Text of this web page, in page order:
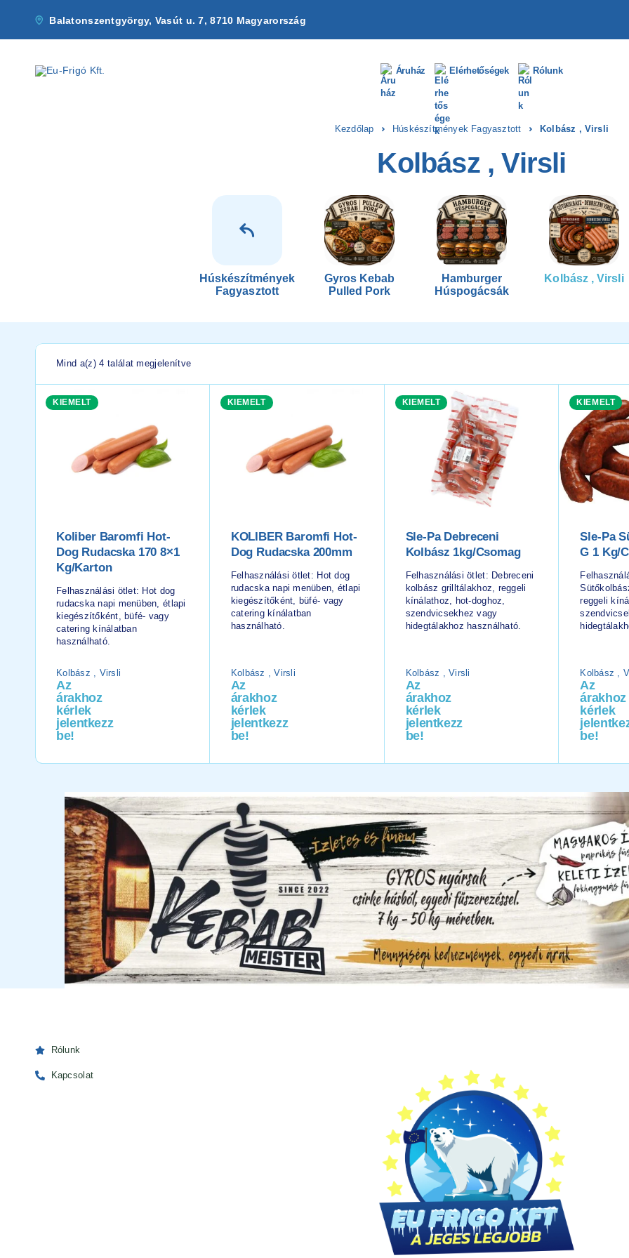
Balatonszentgyörgy, Vasút u. 7, 8710 Magyarország
Áruház Elérhetőségek Rólunk
Kezdőlap Húskészítmények Fagyasztott Kolbász , Virsli
Kolbász , Virsli
Húskészítmények
Fagyasztott
Gyros Kebab
Pulled Pork
Hamburger
Húspogácsák
Kolbász , Virsli
Mind a(z) 4 találat megjelenítve
KIEMELT
Koliber Baromfi Hot-
Dog Rudacska 170 8×1
Kg/karton
Felhasználási ötlet: Hot dog
rudacska napi menüben, étlapi
kiegészítőként, büfé- vagy
catering kínálatban
használható.
Kolbász , Virsli
Az
árakhoz
kérlek
jelentkezz
be!
KIEMELT
KOLIBER Baromfi Hot-
Dog Rudacska 200mm
Felhasználási ötlet: Hot dog
rudacska napi menüben, étlapi
kiegészítőként, büfé- vagy
catering kínálatban
használható.
Kolbász , Virsli
Az
árakhoz
kérlek
jelentkezz
be!
KIEMELT
Sle-Pa Debreceni
Kolbász 1kg/csomag
Felhasználási ötlet: Debreceni
kolbász grilltálakhoz, reggeli
kínálathoz, hot-doghoz,
szendvicsekhez vagy
hidegtálakhoz használható.
Kolbász , Virsli
Az
árakhoz
kérlek
jelentkezz
be!
KIEMELT
Sle-Pa
G 1 Kg/
reggeli
Kolbász ,
Az
árakhoz
kérlek
be!
Rólunk
Kapcsolat